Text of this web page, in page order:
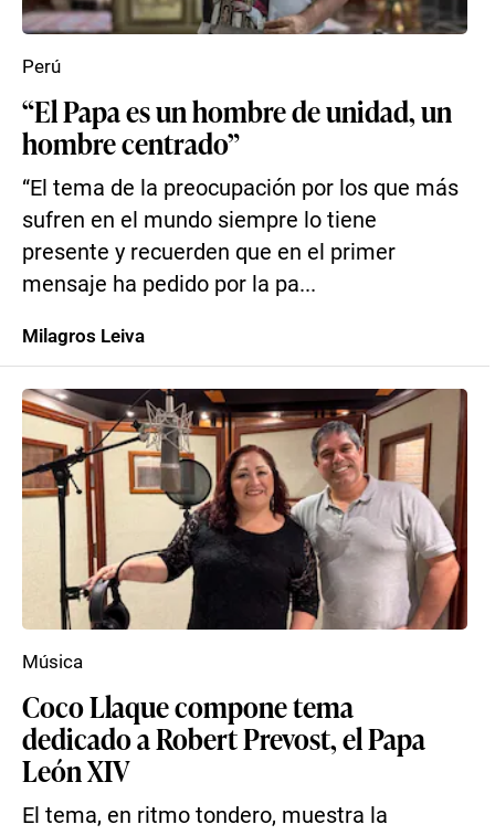
“El Papa es un hombre de unidad, un
hombre centrado”
“El tema de la preocupación por los que más
sufren en el mundo siempre lo tiene
presente y recuerden que en el primer
mensaje ha pedido por la pa...
Perú
Milagros Leiva
Coco Llaque compone tema
dedicado a Robert Prevost, el Papa
León XIV
El tema, en ritmo tondero, muestra la
Música